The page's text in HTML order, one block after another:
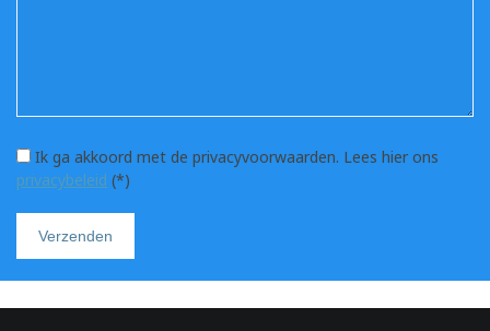
Ik ga akkoord met de privacyvoorwaarden. Lees hier ons
privacybeleid (*)